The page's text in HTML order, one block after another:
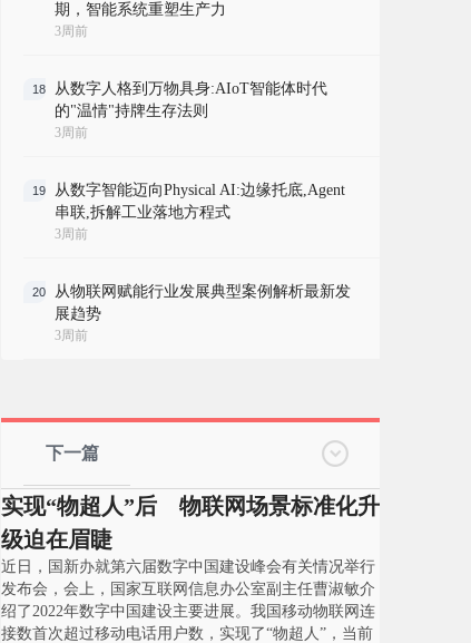
期，智能系统重塑生产力
3周前
18
从数字人格到万物具身:AIoT智能体时代
的"温情"持牌生存法则
3周前
19
从数字智能迈向Physical AI:边缘托底,Agent
串联,拆解工业落地方程式
3周前
20
从物联网赋能行业发展典型案例解析最新发
展趋势
3周前
下一篇
实现“物超人”后 物联网场景标准化升
级迫在眉睫
近日，国新办就第六届数字中国建设峰会有关情况举行
发布会，会上，国家互联网信息办公室副主任曹淑敏介
绍了2022年数字中国建设主要进展。我国移动物联网连
接数首次超过移动电话用户数，实现了“物超人”，当前